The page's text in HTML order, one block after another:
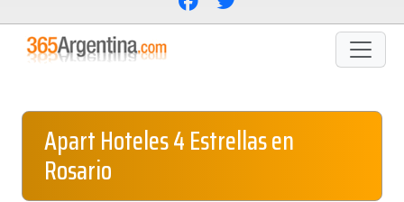
Apart Hoteles 4 Estrellas en
Rosario